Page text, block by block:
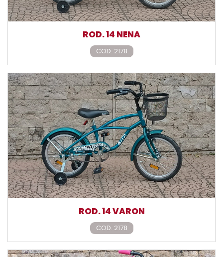
ROD. 14 NENA
COD. 2178
ROD. 14 VARON
COD. 2178